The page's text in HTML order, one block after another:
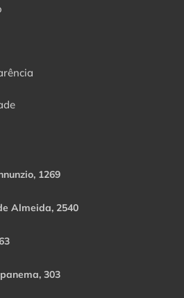
1269
Almeida, 2540
303